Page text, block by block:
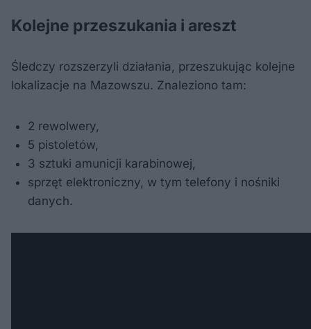
Kolejne przeszukania i areszt
Śledczy rozszerzyli działania, przeszukując kolejne
lokalizacje na Mazowszu. Znaleziono tam:
2 rewolwery,
5 pistoletów,
3 sztuki amunicji karabinowej,
sprzęt elektroniczny, w tym telefony i nośniki
danych.